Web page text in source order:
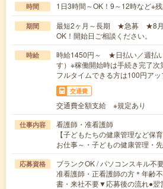
時間 1日3時間～OK！9～12時など※残
期間
最短2ヶ月～長期 ★急募 ★8月
OK！開始日ご相談ください。
時給
時給1450円～ ★日払い／週払
す）※稼働開始時は手続き完了
フルタイムできる方は100円アッ
交通費
交通費全額支給 ※規定あり
仕事内容
看護師・准看護師
【子どもたちの健康管理など保
お仕事～・子どもの健康管理・
応募資格
ブランクOK / パソコンスキル不
准看護師・正看護師の方＊年齢
書・来社不要▼応募後の流れ●